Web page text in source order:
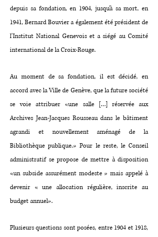
depuis sa fondation, en 1904, jusqu’à sa mort, en
1941, Bernard Bouvier a également été président de
l’Institut National Genevois et a siégé au Comité
international de la Croix-Rouge.
Au moment de sa fondation, il est décidé, en
accord avec la Ville de Genève, que la future société
se voie attribuer «une salle […] réservée aux
Archives Jean-Jacques Rousseau dans le bâtiment
agrandi et nouvellement aménagé de la
Bibliothèque publique.» Pour le reste, le Conseil
administratif se propose de mettre à disposition
«un subside assurément modeste » mais appelé à
devenir « une allocation régulière, inscrite au
budget annuel».
Plusieurs questions sont posées, entre 1904 et 1918,